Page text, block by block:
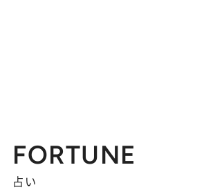
FORTUNE
占い